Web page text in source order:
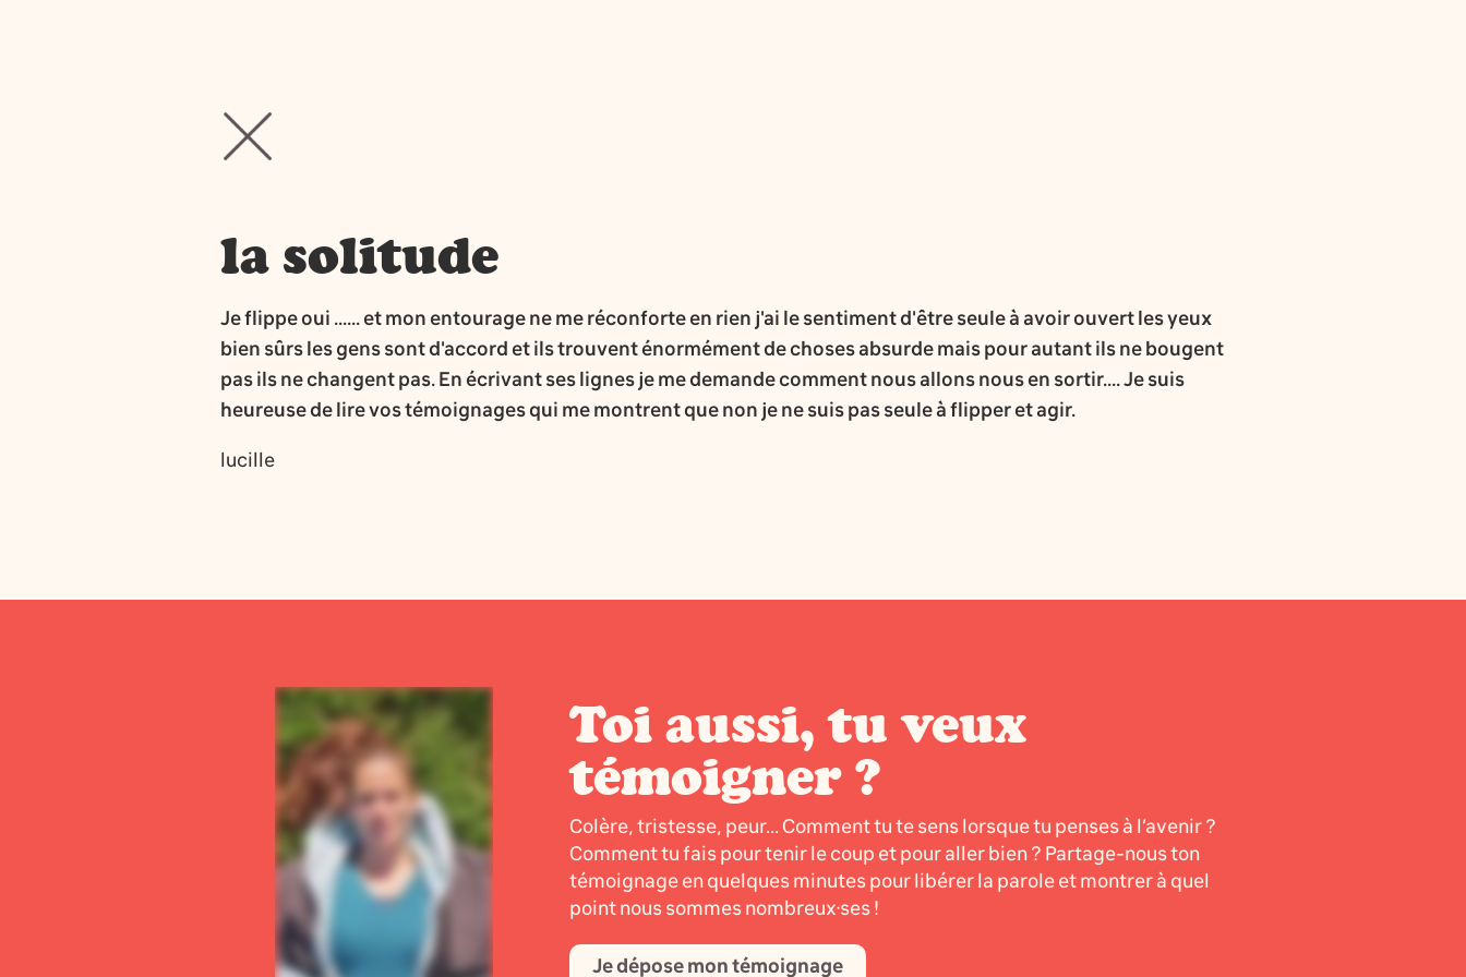
la solitude
Je flippe oui ...... et mon entourage ne me réconforte en rien j'ai le sentiment d'être seule à avoir ouvert les yeux
bien sûrs les gens sont d'accord et ils trouvent énormément de choses absurde mais pour autant ils ne bougent
pas ils ne changent pas. En écrivant ses lignes je me demande comment nous allons nous en sortir.... Je suis
heureuse de lire vos témoignages qui me montrent que non je ne suis pas seule à flipper et agir.
lucille
Toi aussi, tu veux
témoigner ?
Colère, tristesse, peur... Comment tu te sens lorsque tu penses à l’avenir ?
Comment tu fais pour tenir le coup et pour aller bien ? Partage-nous ton
témoignage en quelques minutes pour libérer la parole et montrer à quel
point nous sommes nombreux·ses !
Je dépose mon témoignage